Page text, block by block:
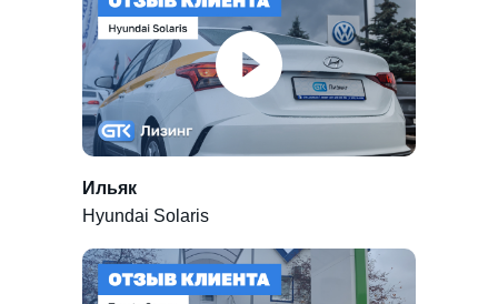
Ильяк
Hyundai Solaris